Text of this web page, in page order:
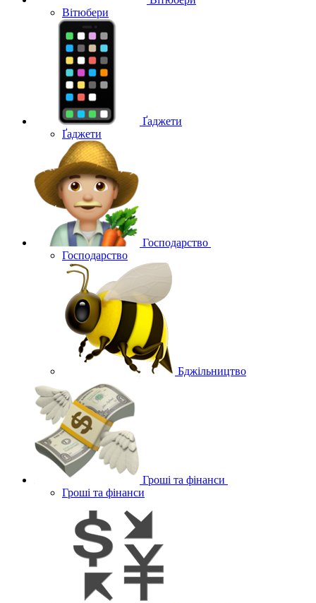
Вітюбери
Ґаджети
Ґаджети
Господарство
Господарство
Бджільництво
Гроші та фінанси
Гроші та фінанси